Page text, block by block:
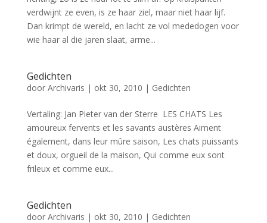
verdwijnt ze even, is ze haar ziel, maar niet haar lijf.
Dan krimpt de wereld, en lacht ze vol mededogen voor
wie haar al die jaren slaat, arme...
Gedichten
door Archivaris | okt 30, 2010 | Gedichten
Vertaling: Jan Pieter van der Sterre LES CHATS Les
amoureux fervents et les savants austères Aiment
également, dans leur mûre saison, Les chats puissants
et doux, orgueil de la maison, Qui comme eux sont
frileux et comme eux...
Gedichten
door Archivaris | okt 30, 2010 | Gedichten